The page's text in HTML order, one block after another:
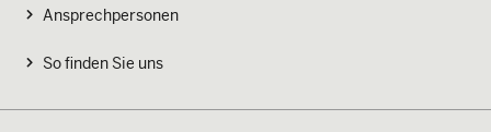
Ansprechpersonen
So finden Sie uns